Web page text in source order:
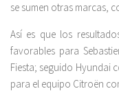
se sumen otras marcas,
Así es que los
favorables para
Fiesta; seguido Hyundai
para el equipo Citroën